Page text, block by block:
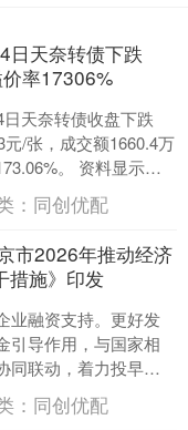
日天奈转债下跌
率17306%
天奈转债收盘下跌
元/张，成交额1660.4万
。 资料显示，
为“AA-”....
： 同创优配
市2026年推动经济
措施》印发
业融资支持。更好发
引导作用，与国家相
同联动，着力投早、
硬科技。完善支持小
作机制，....
： 同创优配